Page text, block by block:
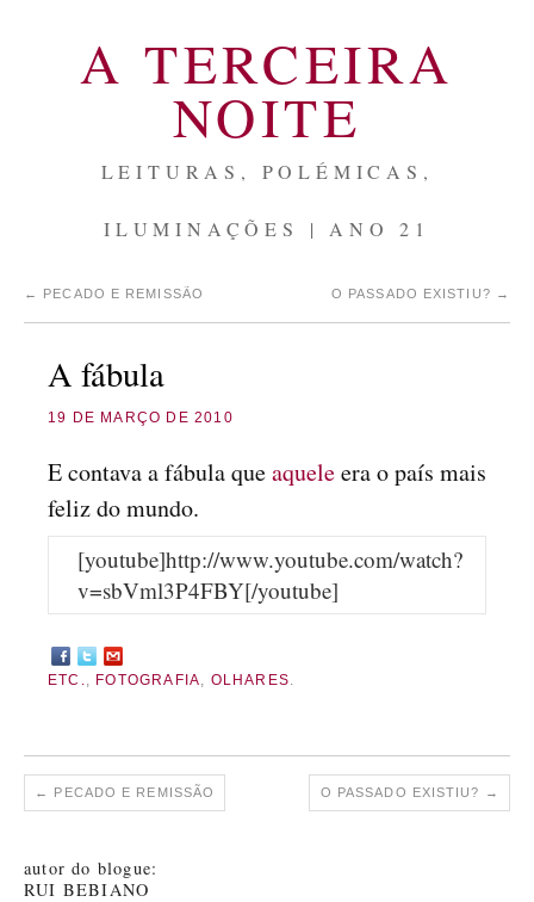
A TERCEIRA
NOITE
LEITURAS, POLÉMICAS,
ILUMINAÇÕES | ANO 21
← PECADO E REMISSÃO O PASSADO EXISTIU? →
A fábula
19 DE MARÇO DE 2010
E contava a fábula queaqueleera o país mais
feliz do mundo.
[youtube]http://www.youtube.com/watch?
v=sbVml3P4FBY[/youtube]
ETC., FOTOGRAFIA, OLHARES.
← PECADO E REMISSÃO O PASSADO EXISTIU? →
autor do blogue:
RUI BEBIANO